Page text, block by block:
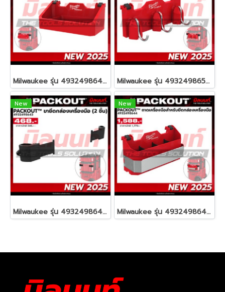
Milwaukee รุ่น 4932498647 PACKOUT™ ถาดสำหรับยึดกล่องเครื่องมือ รหัส 4932498647 Milwaukee รุ่น 4932498650 PACKOUT™ ตะขอแขวนสำหรับยึดกล่องเครื่องมือ รหัส 4932498650
New
Milwaukee รุ่น 4932498643 PACKOUT™ ขายึดกล่องเครื่องมือ (2 ชิ้น) รหัส 4932498643
New
Milwaukee รุ่น 4932498644 PACKOUT™ ถาดเครื่องมือช่างสำหรับยึดกล่องเครื่องมือ รหัส 4932498644